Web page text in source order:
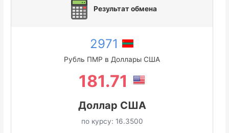
Результат обмена
2971
Рубль ПМР в Доллары США
181.71
Доллар США
по курсу: 16.3500